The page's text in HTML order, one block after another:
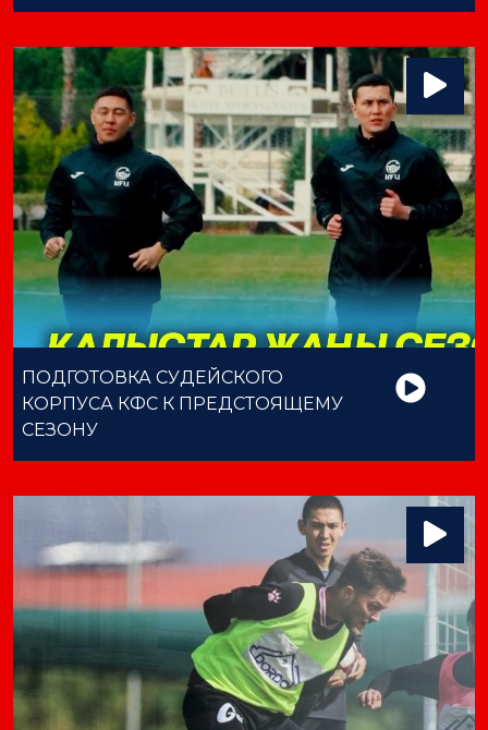
ПОДГОТОВКА СУДЕЙСКОГО
КОРПУСА КФС К ПРЕДСТОЯЩЕМУ
СЕЗОНУ